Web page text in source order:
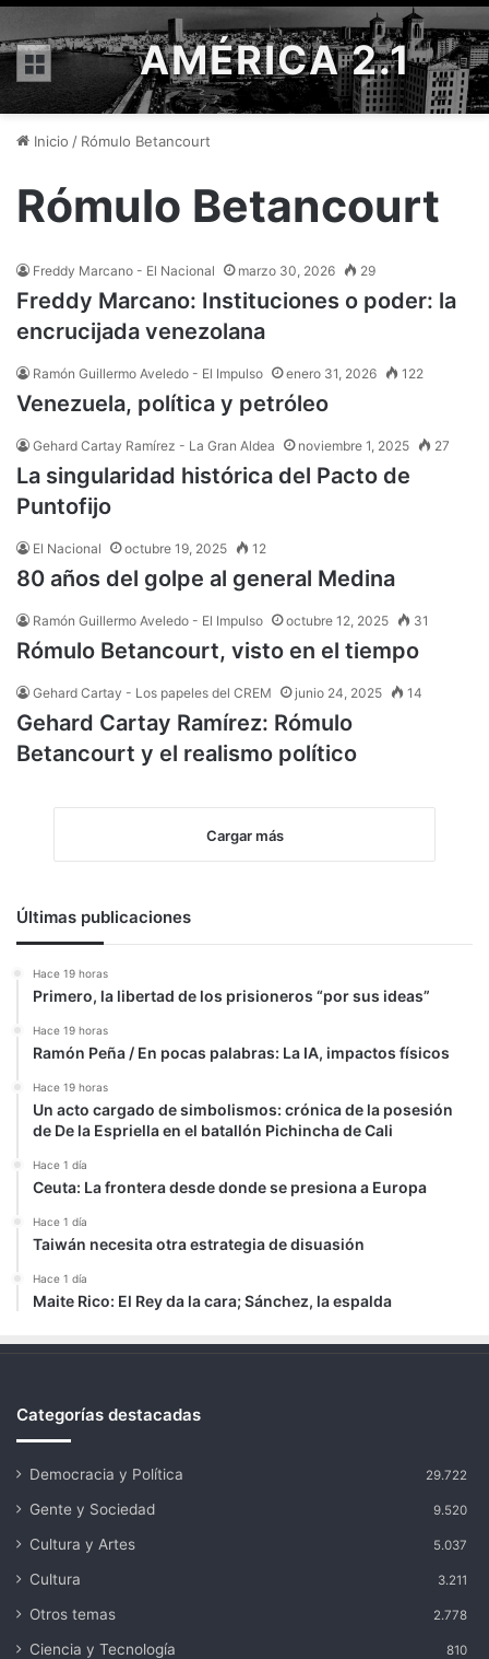
Menú AMÉRICA 2.1
Inicio / Rómulo Betancourt
Rómulo Betancourt
Freddy Marcano - El Nacional marzo 30, 2026 29
Freddy Marcano: Instituciones o poder: la
encrucijada venezolana
Ramón Guillermo Aveledo - El Impulso enero 31, 2026 122
Venezuela, política y petróleo
Gehard Cartay Ramírez - La Gran Aldea noviembre 1, 2025 27
La singularidad histórica del Pacto de
Puntofijo
El Nacional octubre 19, 2025 12
80 años del golpe al general Medina
Ramón Guillermo Aveledo - El Impulso octubre 12, 2025 31
Rómulo Betancourt, visto en el tiempo
Gehard Cartay - Los papeles del CREM junio 24, 2025 14
Gehard Cartay Ramírez: Rómulo
Betancourt y el realismo político
Cargar más
Últimas publicaciones
Hace 19 horas
Primero, la libertad de los prisioneros “por sus ideas”
Hace 19 horas
Ramón Peña / En pocas palabras: La IA, impactos físicos
Hace 19 horas
Un acto cargado de simbolismos: crónica de la posesión
de De la Espriella en el batallón Pichincha de Cali
Hace 1 día
Ceuta: La frontera desde donde se presiona a Europa
Hace 1 día
Taiwán necesita otra estrategia de disuasión
Hace 1 día
Maite Rico: El Rey da la cara; Sánchez, la espalda
Categorías destacadas
Democracia y Política 29.722
Gente y Sociedad 9.520
Cultura y Artes 5.037
Cultura 3.211
Otros temas 2.778
Ciencia y Tecnología 810